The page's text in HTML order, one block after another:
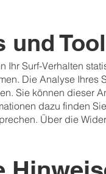
und
Ihr Surf-Verhalten
Die Analyse Ihres
Sie können dieser
dazu finden
Über die